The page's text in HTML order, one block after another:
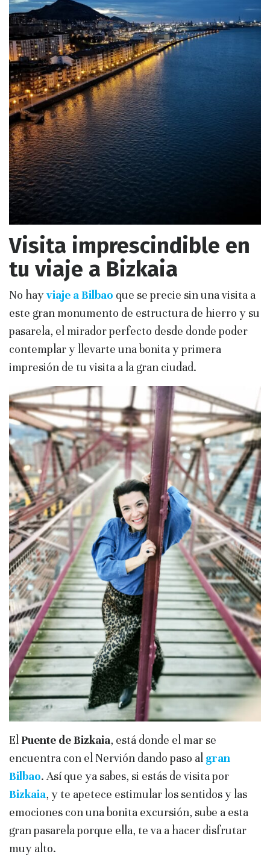
Visita imprescindible en
tu viaje a Bizkaia
No hayviaje a Bilbao que se precie sin una visita a
este gran monumento de estructura de hierro y su
pasarela, el mirador perfecto desde donde poder
contemplar y llevarte una bonita y primera
impresión de tu visita a la gran ciudad.
El Puente de Bizkaia, está donde el mar se
encuentra con el Nervión dando paso al gran
Bilbao. Así que ya sabes, si estás de visita por
Bizkaia, y te apetece estimular los sentidos y las
emociones con una bonita excursión, sube a esta
gran pasarela porque ella, te va a hacer disfrutar
muy alto.